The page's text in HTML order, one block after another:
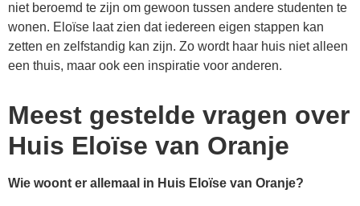
niet beroemd te zijn om gewoon tussen andere studenten te
wonen. Eloïse laat zien dat iedereen eigen stappen kan
zetten en zelfstandig kan zijn. Zo wordt haar huis niet alleen
een thuis, maar ook een inspiratie voor anderen.
Meest gestelde vragen over
Huis Eloïse van Oranje
Wie woont er allemaal in Huis Eloïse van Oranje?